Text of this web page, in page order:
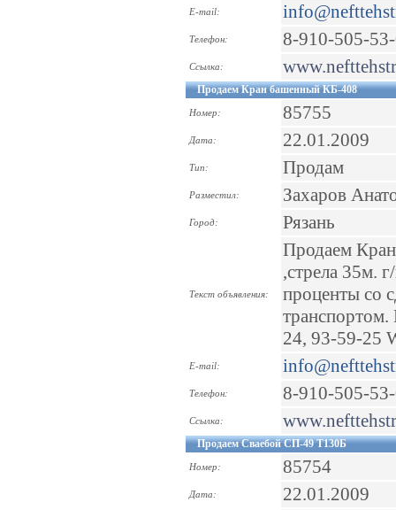
E-mail:
Телефон: 8-910-505-
Ссылка:
Продаем Кран башенный КБ-408
Номер: 85755
Дата: 22.01.2009
Тип: Продам
Разместил: Захаров
Город: Рязань
Текст объявления:
Продаем
,стрела 35м.
проценты со
24, 93-59-25
E-mail:
Телефон: 8-910-505-
Ссылка:
Продаем Сваебой СП-49 Т130Б
Номер: 85754
Дата: 22.01.2009